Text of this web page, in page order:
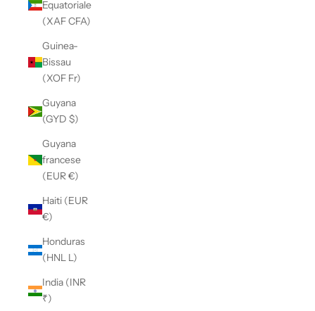
Equatoriale
(XAF CFA)
Guinea-
Bissau
(XOF Fr)
Guyana
(GYD $)
Guyana
francese
(EUR €)
Haiti (EUR
€)
Honduras
(HNL L)
India (INR
₹)